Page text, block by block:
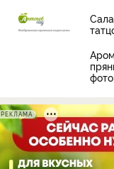
РЕКЛАМА